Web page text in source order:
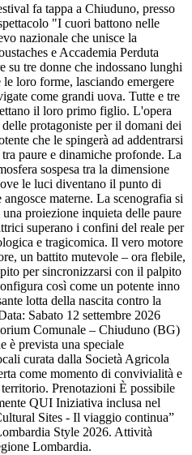
fa tappa a Chiuduno, presso
"I cuori battono nelle
nazionale che unisce la
e Accademia Perduta
su tre donne che indossano lunghi
loro forme, lasciando emergere
come grandi uova. Tutte e tre
il loro primo figlio. L'opera
protagoniste per il domani dei
che le spingerà ad addentrarsi
paure e dinamiche profonde. La
sospesa tra la dimensione
le luci diventano il punto di
materne. La scenografia si
proiezione inquieta delle paure
superano i confini del reale per
e tragicomica. Il vero motore
un battito mutevole – ora flebile,
per sincronizzarsi con il palpito
così come un potente inno
lotta della nascita contro la
Sabato 12 settembre 2026
Comunale – Chiuduno (BG)
è prevista una speciale
curata dalla Società Agricola
come momento di convivialità e
Prenotazioni È possibile
QUI Iniziativa inclusa nel
Sites - Il viaggio continua”
Style 2026. Attività
Lombardia.